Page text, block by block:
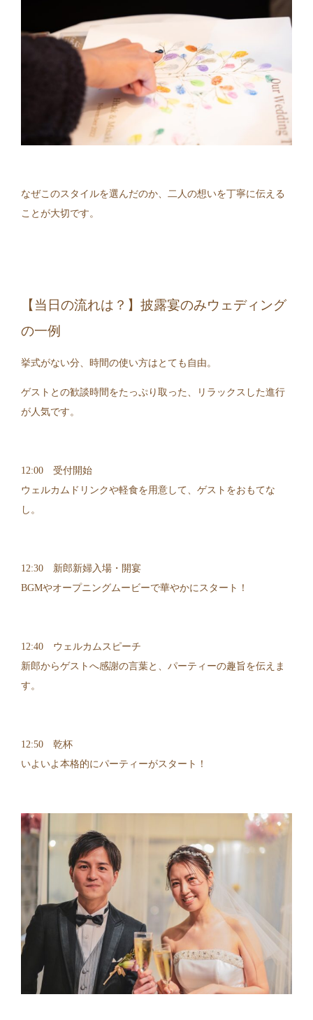
なぜこのスタイルを選んだのか、二人の想いを丁寧に伝える
ことが大切です。
【当日の流れは？】披露宴のみウェディング
の一例
挙式がない分、時間の使い方はとても自由。
ゲストとの歓談時間をたっぷり取った、リラックスした進行
が人気です。
12:00 受付開始
ウェルカムドリンクや軽食を用意して、ゲストをおもてな
し。
12:30 新郎新婦入場・開宴
BGMやオープニングムービーで華やかにスタート！
12:40 ウェルカムスピーチ
新郎からゲストへ感謝の言葉と、パーティーの趣旨を伝えま
す。
12:50 乾杯
いよいよ本格的にパーティーがスタート！